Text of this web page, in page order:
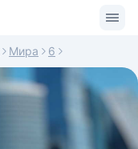
Мира 6